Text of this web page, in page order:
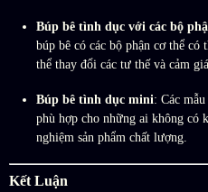
Búp bê tình dục với các bộ
búp bê có các bộ phận cơ thể
thể thay đổi các tư thế và cảm
Búp bê tình dục mini: Các
phù hợp cho những ai không có
nghiệm sản phẩm chất lượng.
Kết Luận